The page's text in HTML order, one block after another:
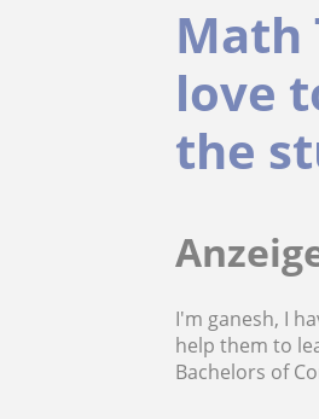
Math
love
the
I'm ganesh, I
help them to
Bachelors of